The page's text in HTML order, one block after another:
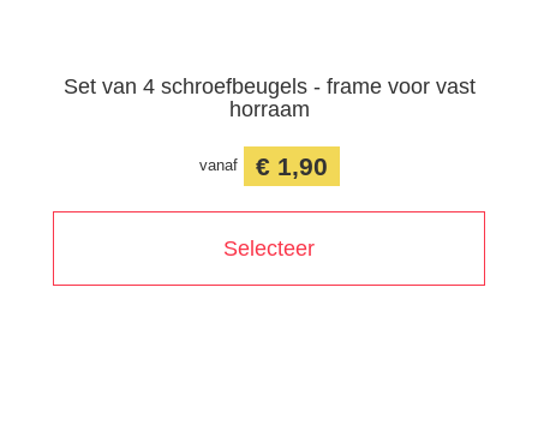
Set van 4 schroefbeugels - frame voor vast
horraam
vanaf € 1,90
Selecteer